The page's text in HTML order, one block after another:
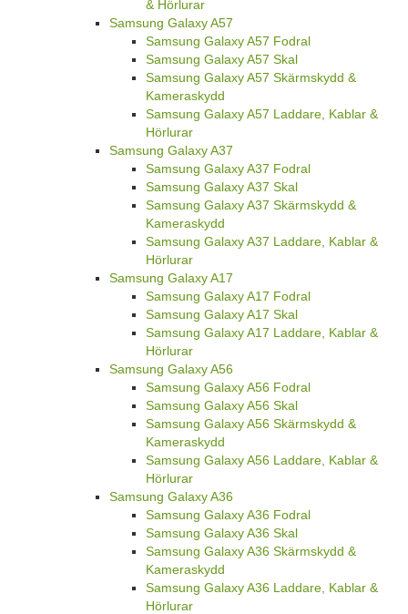
& Hörlurar
Samsung Galaxy A57
Samsung Galaxy A57 Fodral
Samsung Galaxy A57 Skal
Samsung Galaxy A57 Skärmskydd &
Kameraskydd
Samsung Galaxy A57 Laddare, Kablar &
Hörlurar
Samsung Galaxy A37
Samsung Galaxy A37 Fodral
Samsung Galaxy A37 Skal
Samsung Galaxy A37 Skärmskydd &
Kameraskydd
Samsung Galaxy A37 Laddare, Kablar &
Hörlurar
Samsung Galaxy A17
Samsung Galaxy A17 Fodral
Samsung Galaxy A17 Skal
Samsung Galaxy A17 Laddare, Kablar &
Hörlurar
Samsung Galaxy A56
Samsung Galaxy A56 Fodral
Samsung Galaxy A56 Skal
Samsung Galaxy A56 Skärmskydd &
Kameraskydd
Samsung Galaxy A56 Laddare, Kablar &
Hörlurar
Samsung Galaxy A36
Samsung Galaxy A36 Fodral
Samsung Galaxy A36 Skal
Samsung Galaxy A36 Skärmskydd &
Kameraskydd
Samsung Galaxy A36 Laddare, Kablar &
Hörlurar